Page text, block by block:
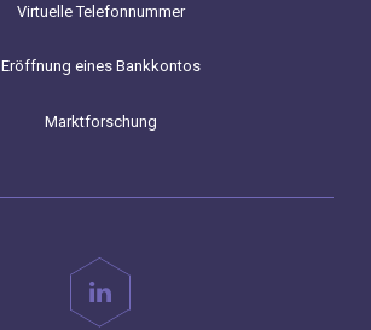
Virtuelle Telefonnummer
Eröffnung eines Bankkontos
Marktforschung